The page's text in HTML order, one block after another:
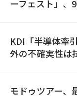
ーフェスト」、
KDI「半導体牽
外の不確実性は
モドゥツアー、